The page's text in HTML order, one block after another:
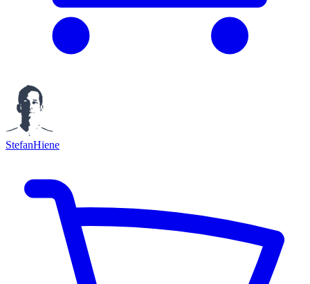
StefanHiene